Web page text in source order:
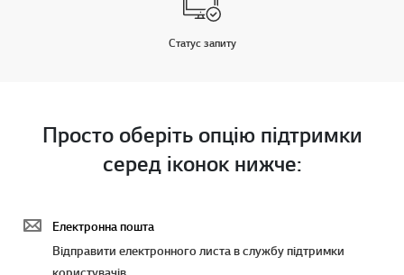
Статус запиту
Просто оберіть опцію підтримки
серед іконок нижче:
Електронна пошта
Відправити електронного листа в службу підтримки